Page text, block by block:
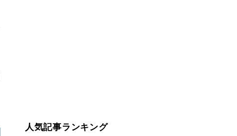
人気記事ランキング